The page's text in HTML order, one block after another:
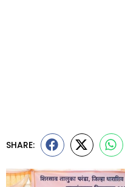
SHARE: